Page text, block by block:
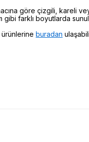
göre çizgili, kareli
gibi farklı boyutlarda
ürünlerine buradan